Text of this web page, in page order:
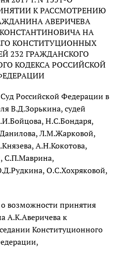
К РАССМОТРЕНИЮ
АВЕРИЧЕВА
НА
КОНСТИТУЦИОННЫХ
232 ГРАЖДАНСКОГО
КОДЕКСА РОССИЙСКОЙ
Российской Федерации в
В.Д.Зорькина, судей
Н.С.Бондаря,
Л.М.Жарковой,
А.Н.Кокотова,
С.П.Маврина,
О.С.Хохряковой,
о возможности принятия
А.К.Аверичева к
Конституционного